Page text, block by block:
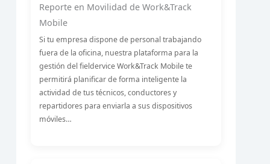
Reporte en Movilidad de Work&Track
Mobile
Si tu empresa dispone de personal trabajando
fuera de la oficina, nuestra plataforma para la
gestión del fieldervice Work&Track Mobile te
permitirá planificar de forma inteligente la
actividad de tus técnicos, conductores y
repartidores para enviarla a sus dispositivos
móviles…